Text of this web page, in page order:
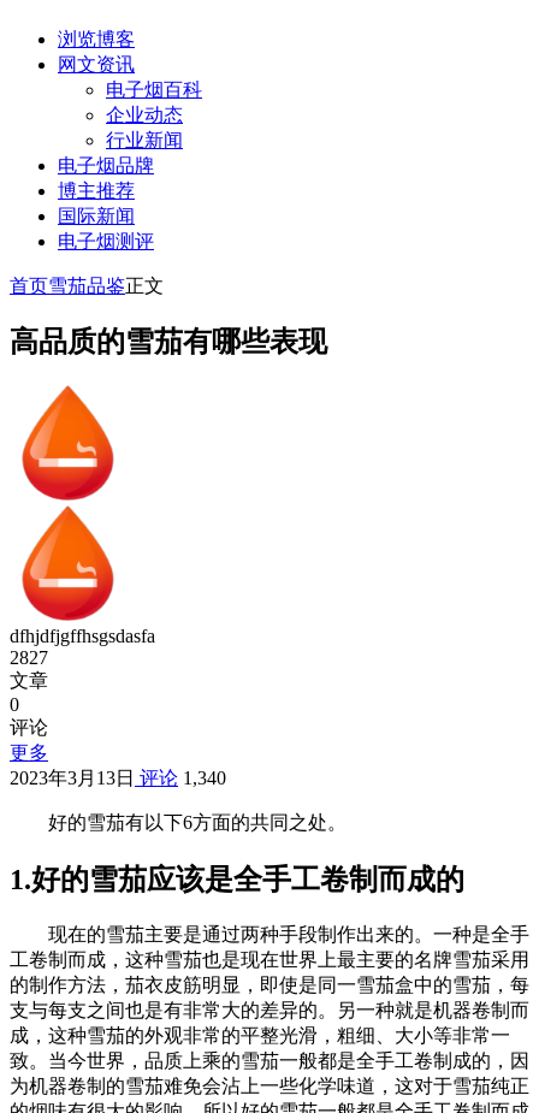
浏览博客
网文资讯
电子烟百科
企业动态
行业新闻
电子烟品牌
博主推荐
国际新闻
电子烟测评
首页雪茄品鉴正文
高品质的雪茄有哪些表现
dfhjdfjgffhsgsdasfa
2827
文章
0
评论
更多
2023年3月13日 评论 1,340
好的雪茄有以下6方面的共同之处。
1.好的雪茄应该是全手工卷制而成的
现在的雪茄主要是通过两种手段制作出来的。一种是全手
工卷制而成，这种雪茄也是现在世界上最主要的名牌雪茄采用
的制作方法，茄衣皮筋明显，即使是同一雪茄盒中的雪茄，每
支与每支之间也是有非常大的差异的。另一种就是机器卷制而
成，这种雪茄的外观非常的平整光滑，粗细、大小等非常一
致。当今世界，品质上乘的雪茄一般都是全手工卷制成的，因
为机器卷制的雪茄难免会沾上一些化学味道，这对于雪茄纯正